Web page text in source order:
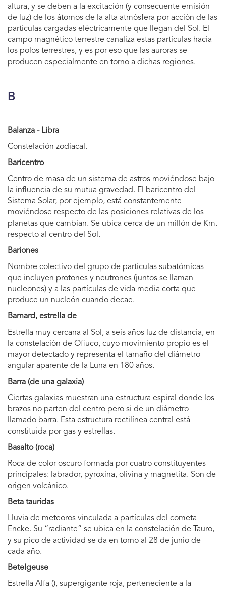
altura, y se deben a la excitación (y consecuente emisión
de luz) de los átomos de la alta atmósfera por acción de las
partículas cargadas eléctricamente que llegan del Sol. El
campo magnético terrestre canaliza estas partículas hacia
los polos terrestres, y es por eso que las auroras se
producen especialmente en torno a dichas regiones.
B
Balanza - Libra
Constelación zodiacal.
Baricentro
Centro de masa de un sistema de astros moviéndose bajo
la influencia de su mutua gravedad. El baricentro del
Sistema Solar, por ejemplo, está constantemente
moviéndose respecto de las posiciones relativas de los
planetas que cambian. Se ubica cerca de un millón de Km.
respecto al centro del Sol.
Bariones
Nombre colectivo del grupo de partículas subatómicas
que incluyen protones y neutrones (juntos se llaman
nucleones) y a las partículas de vida media corta que
produce un nucleón cuando decae.
Barnard, estrella de
Estrella muy cercana al Sol, a seis años luz de distancia, en
la constelación de Ofiuco, cuyo movimiento propio es el
mayor detectado y representa el tamaño del diámetro
angular aparente de la Luna en 180 años.
Barra (de una galaxia)
Ciertas galaxias muestran una estructura espiral donde los
brazos no parten del centro pero si de un diámetro
llamado barra. Esta estructura rectilínea central está
constituida por gas y estrellas.
Basalto (roca)
Roca de color oscuro formada por cuatro constituyentes
principales: labrador, pyroxina, olivina y magnetita. Son de
origen volcánico.
Beta tauridas
Lluvia de meteoros vinculada a partículas del cometa
Encke. Su “radiante” se ubica en la constelación de Tauro,
y su pico de actividad se da en torno al 28 de junio de
cada año.
Betelgeuse
Estrella Alfa (), supergigante roja, perteneciente a la